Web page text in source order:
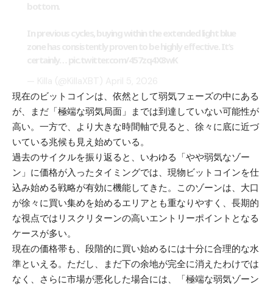
現在のビットコインは、依然として弱気フェーズの中にある
が、まだ「極端な弱気局面」までは到達していない可能性が
高い。一方で、より大きな時間軸で見ると、徐々に底に近づ
いている兆候も見え始めている。
過去のサイクルを振り返ると、いわゆる「やや弱気なゾー
ン」に価格が入ったタイミングでは、現物ビットコインを仕
込み始める戦略が有効に機能してきた。このゾーンは、大口
が徐々に買い集めを始めるエリアとも重なりやすく、長期的
な視点ではリスクリターンの高いエントリーポイントとなる
ケースが多い。
現在の価格帯も、段階的に買い始めるには十分に合理的な水
準といえる。ただし、まだ下の余地が完全に消えたわけでは
なく、さらに市場が悪化した場合には、「極端な弱気ゾーン